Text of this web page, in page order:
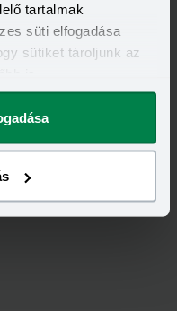
tartalmak
süti elfogadása
sütiket tároljunk az